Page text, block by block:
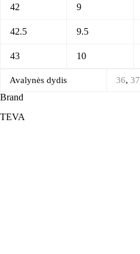
42 9
42.5 9.5
43 10
Avalynės dydis 36, 37
Brand
TEVA